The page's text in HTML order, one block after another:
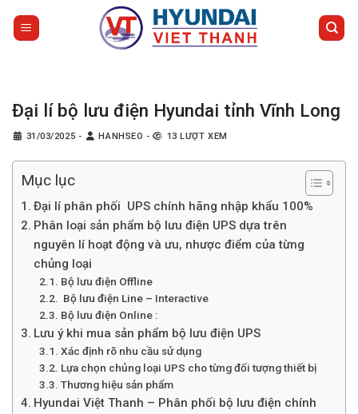
Đại lí bộ lưu điện Hyundai tỉnh Vĩnh Long
31/03/2025 - HANHSEO - 13 LƯỢT XEM
Mục lục
Đại lí phân phối UPS chính hãng nhập khẩu 100%
Phân loại sản phẩm bộ lưu điện UPS dựa trên
nguyên lí hoạt động và ưu, nhược điểm của từng
chủng loại
Bộ lưu điện Offline
Bộ lưu điện Line – Interactive
Bộ lưu điện Online :
Lưu ý khi mua sản phẩm bộ lưu điện UPS
Xác định rõ nhu cầu sử dụng
Lựa chọn chủng loại UPS cho từng đối tượng thiết bị
Thương hiệu sản phẩm
Hyundai Việt Thanh – Phân phối bộ lưu điện chính